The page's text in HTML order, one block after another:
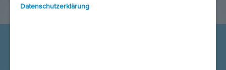
Datenschutzerklärung